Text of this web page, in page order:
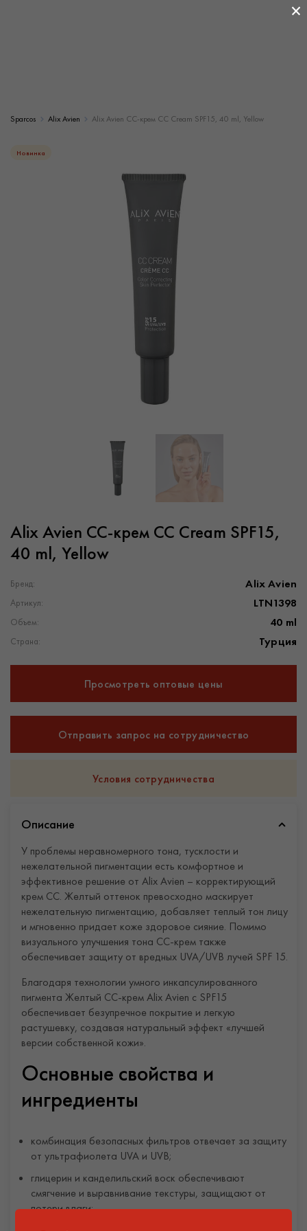
Sparcos Alix Avien Alix Avien CC-крем CC Cream SPF15, 40 ml, Yellow
Новинка
Alix Avien CC-крем CC Cream SPF15,
40 ml, Yellow
Бренд: Alix Avien
Артикул: LTN1398
Объем: 40 ml
Страна: Турция
Просмотреть оптовые цены
Отправить запрос на сотрудничество
Условия сотрудничества
Описание
У проблемы неравномерного тона, тусклости и
нежелательной пигментации есть комфортное и
эффективное решение от Alix Avien – корректирующий
крем CC. Желтый оттенок превосходно маскирует
нежелательную пигментацию, добавляет теплый тон лицу
и мгновенно придает коже здоровое сияние. Помимо
визуального улучшения тона СС-крем также
обеспечивает защиту от вредных UVA/UVB лучей SPF 15.
Благодаря технологии умного инкапсулированного
пигмента Желтый CC-крем Alix Avien с SPF15
обеспечивает безупречное покрытие и легкую
растушевку, создавая натуральный эффект «лучшей
версии собственной кожи».
Основные свойства и
ингредиенты
комбинация безопасных фильтров отвечает за защиту
от ультрафиолета UVA и UVB;
глицерин и канделильский воск обеспечивают
смягчение и выравнивание текстуры, защищают от
потери влаги;
×